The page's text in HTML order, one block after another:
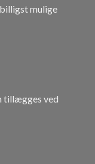
mulige
tillægges ved